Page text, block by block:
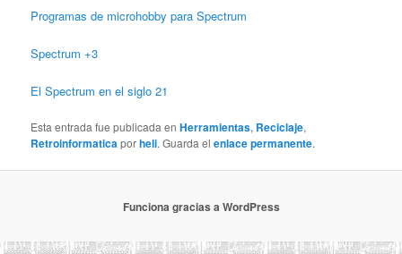
Programas de microhobby para Spectrum
Spectrum +3
El Spectrum en el siglo 21
Esta entrada fue publicada enHerramientas, Reciclaje,
Retroinformaticaporheli. Guarda elenlace permanente.
Funciona gracias a WordPress